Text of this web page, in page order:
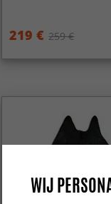
219 € 259 €
WIJ